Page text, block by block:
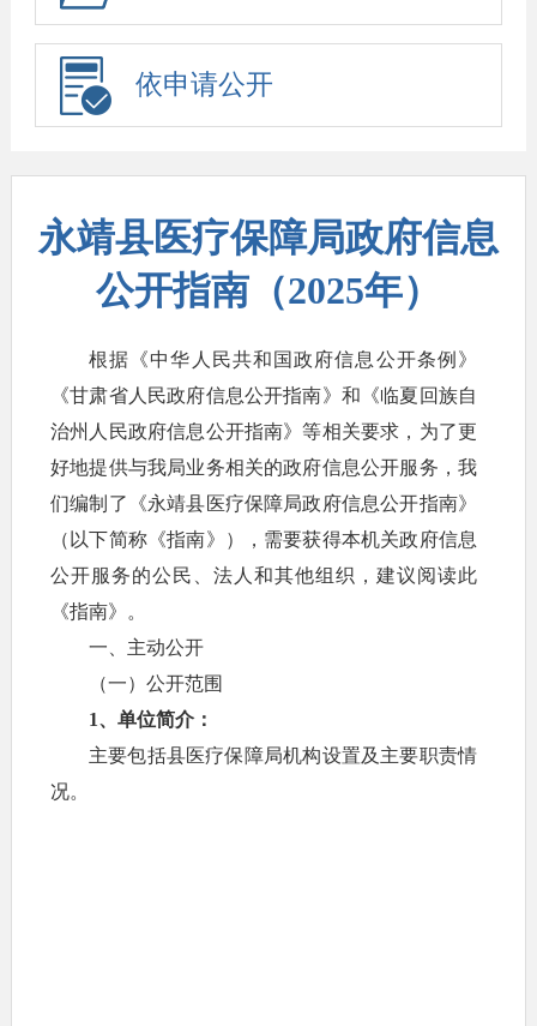
依申请公开
永靖县医疗保障局政府信息
公开指南（2025年）
根据《中华人民共和国政府信息公开条例》
《甘肃省人民政府信息公开指南》和《临夏回族自
治州人民政府信息公开指南》等相关要求，为了更
好地提供与我局业务相关的政府信息公开服务，我
们编制了《永靖县医疗保障局政府信息公开指南》
（以下简称《指南》），需要获得本机关政府信息
公开服务的公民、法人和其他组织，建议阅读此
《指南》。
一、主动公开
（一）公开范围
1、单位简介：
主要包括县医疗保障局机构设置及主要职责情
况。